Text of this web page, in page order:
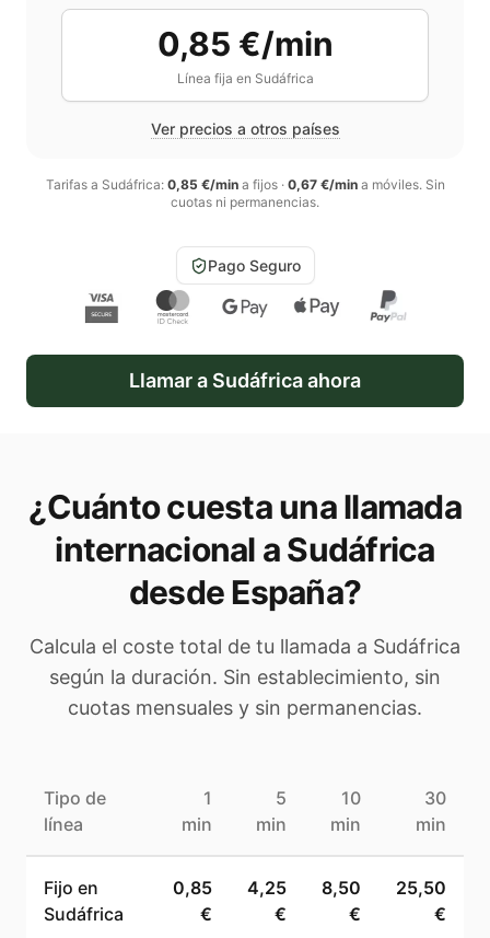
0,85 €/min
Línea fija en Sudáfrica
Ver precios a otros países
Tarifas a Sudáfrica: 0,85 €/mina fijos· 0,67 €/mina móviles. Sin
cuotas ni permanencias.
Pago Seguro
Llamar a Sudáfricaahora
¿Cuánto cuesta una llamada
internacional aSudáfrica
desde España?
Calcula el coste total de tu llamada a Sudáfrica
según la duración. Sin establecimiento, sin
cuotas mensuales y sin permanencias.
Tipo de
línea
1
min
5
min
10
min
30
min
Fijo en
Sudáfrica
0,85
€
4,25
€
8,50
€
25,50
€